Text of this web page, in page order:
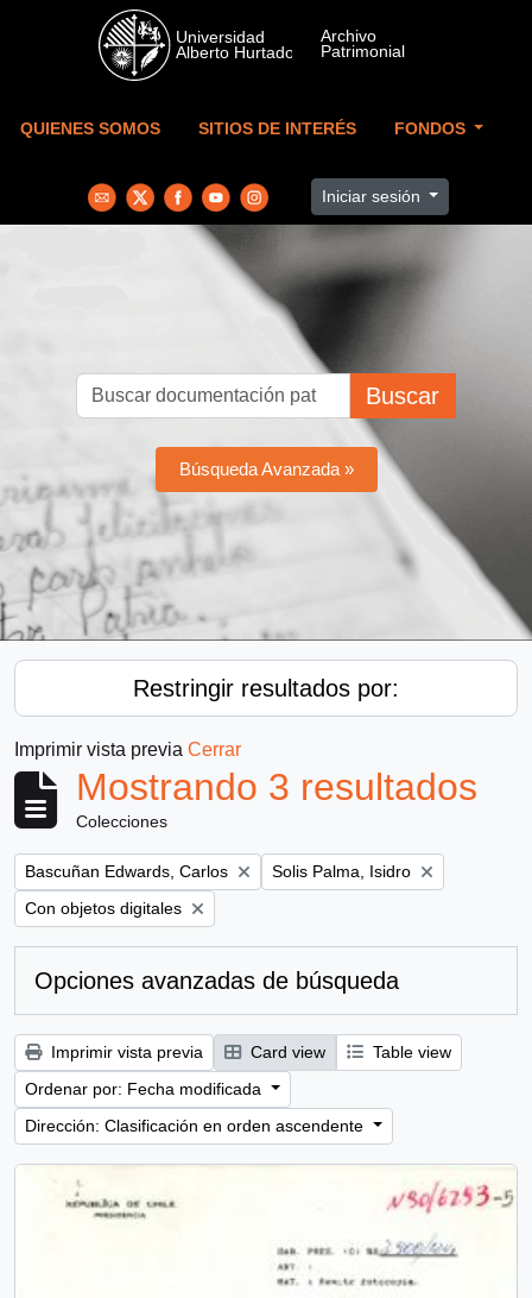
Skip to main content
QUIENES SOMOS SITIOS DE INTERÉS FONDOS
Iniciar sesión
Buscar
Búsqueda Avanzada »
Restringir resultados por:
Imprimir vista previa Cerrar
Mostrando 3 resultados
Colecciones
Remove filter:
Bascuñan Edwards, Carlos Remove filter:
Solis Palma, Isidro
Remove filter:
Con objetos digitales
Opciones avanzadas de búsqueda
Imprimir vista previa Card view
Table view
Ordenar por: Fecha modificada
Dirección: Clasificación en orden ascendente